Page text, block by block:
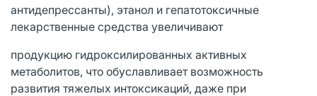
антидепрессанты), этанол и гепатотоксичные
лекарственные средства увеличивают
продукцию гидроксилированных активных
метаболитов, что обуславливает возможность
развития тяжелых интоксикаций, даже при